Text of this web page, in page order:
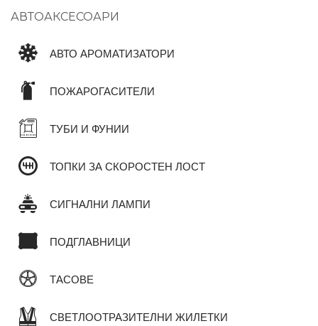
АВТОАКСЕСОАРИ
АВТО АРОМАТИЗАТОРИ
ПОЖАРОГАСИТЕЛИ
ТУБИ И ФУНИИ
ТОПКИ ЗА СКОРОСТЕН ЛОСТ
СИГНАЛНИ ЛАМПИ
ПОДГЛАВНИЦИ
ТАСОВЕ
СВЕТЛООТРАЗИТЕЛНИ ЖИЛЕТКИ